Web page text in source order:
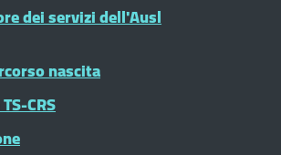
dei servizi dell'Ausl
nascita
CRS